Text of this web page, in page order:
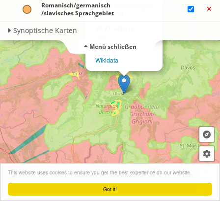
Got it!
This website uses cookies to ensure you get the best experience on our website.
Sils im Domleschg
Commune
Wikidata
Leaflet| ©OpenStreetMapcontributors
Romanisch​/germanisch​
/slavisches Sprachgebiet
Synoptische Karten
Menü schließen